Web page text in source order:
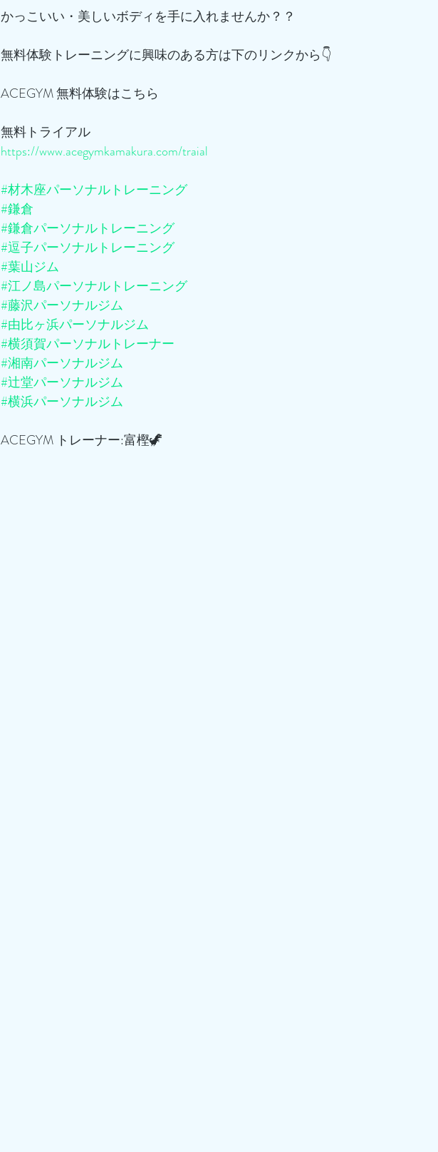
かっこいい・美しいボディを手に入れませんか？？
無料体験トレーニングに興味のある方は下のリンクから👇
ACEGYM 無料体験はこちら
無料トライアル
https://www.acegymkamakura.com/traial
#材木座パーソナルトレーニング
#鎌倉
#鎌倉パーソナルトレーニング
#逗子パーソナルトレーニング
#葉山ジム
#江ノ島パーソナルトレーニング
#藤沢パーソナルジム
#由比ヶ浜パーソナルジム
#横須賀パーソナルトレーナー
#湘南パーソナルジム
#辻堂パーソナルジム
#横浜パーソナルジム
ACEGYM トレーナー:富樫🦖